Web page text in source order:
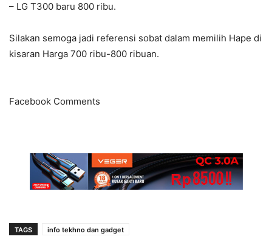
– LG T300 baru 800 ribu.
Silakan semoga jadi referensi sobat dalam memilih Hape di
kisaran Harga 700 ribu-800 ribuan.
Facebook Comments
TAGS info tekhno dan gadget